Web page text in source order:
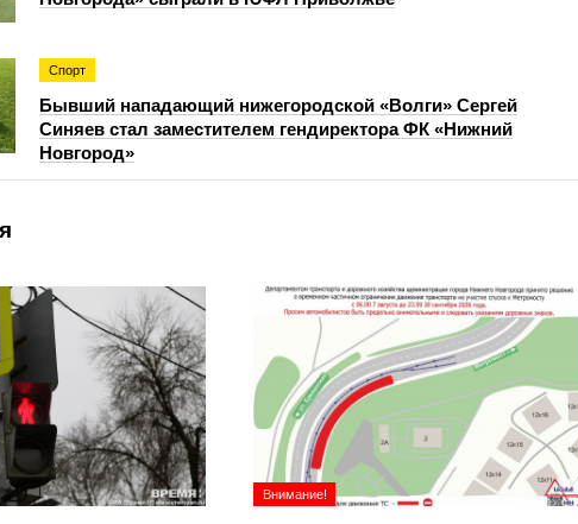
Спорт
Бывший нападающий нижегородской «Волги» Сергей
Синяев стал заместителем гендиректора ФК «Нижний
Новгород»
Внимание!